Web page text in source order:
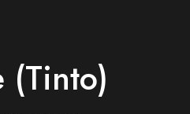
(Tinto)